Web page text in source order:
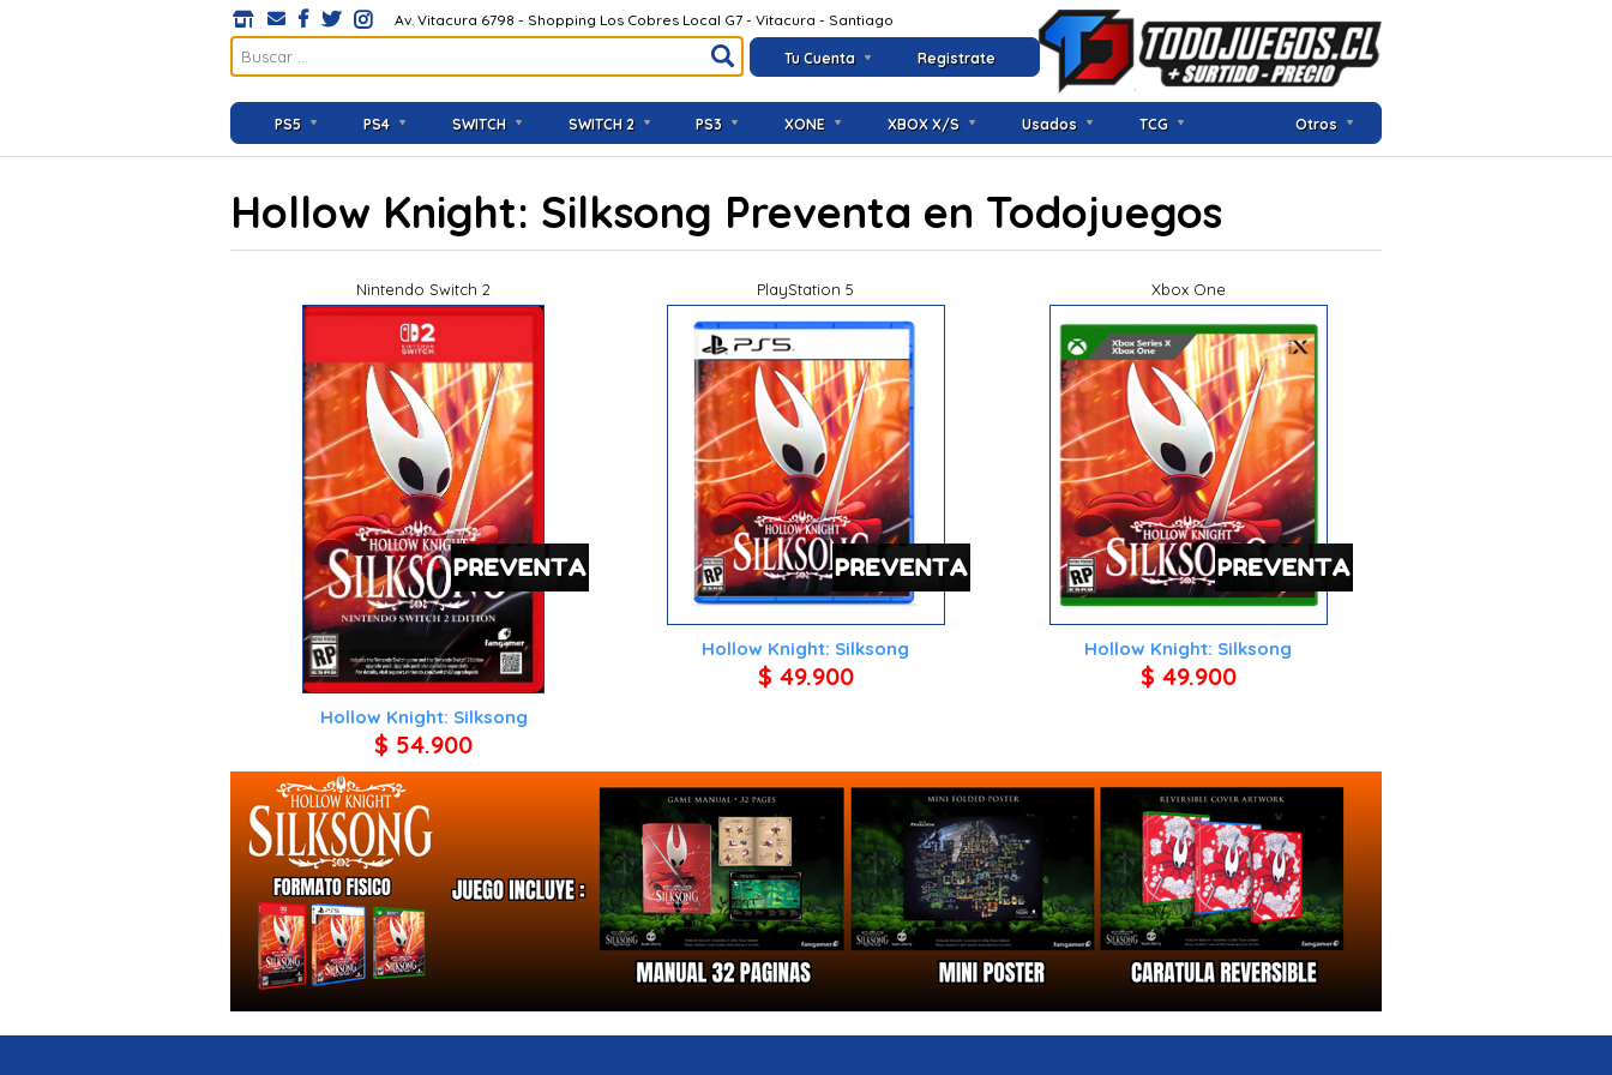
Tu Cuenta Registrate
Av. Vitacura 6798 - Shopping Los Cobres Local G7 - Vitacura - Santiago
PS5 PS4 SWITCH SWITCH 2 PS3 XONE XBOX X/S Usados TCG Otros
Hollow Knight: Silksong Preventa en Todojuegos
Nintendo Switch 2
Hollow Knight: Silksong
$ 54.900
PlayStation 5
Hollow Knight: Silksong
$ 49.900
Xbox One
Hollow Knight: Silksong
$ 49.900